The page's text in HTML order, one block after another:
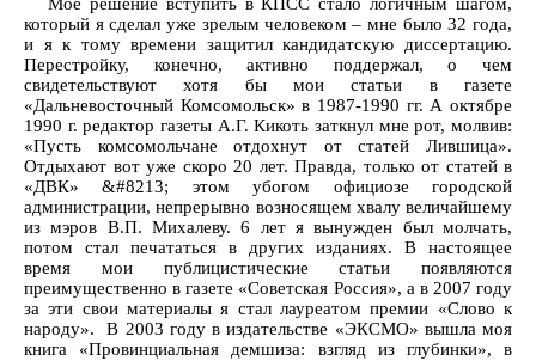
который я сделал уже зрелым человеком – мне было 32 года,
и я к тому времени защитил кандидатскую диссертацию.
Перестройку, конечно, активно поддержал, о чем
свидетельствуют хотя бы мои статьи в газете
«Дальневосточный Комсомольск» в 1987-1990 гг. А октябре
1990 г. редактор газеты А.Г. Кикоть заткнул мне рот, молвив:
«Пусть комсомольчане отдохнут от статей Лившица».
Отдыхают вот уже скоро 20 лет. Правда, только от статей в
«ДВК» &#8213; этом убогом официозе городской
администрации, непрерывно возносящем хвалу величайшему
из мэров В.П. Михалеву. 6 лет я вынужден был молчать,
потом стал печататься в других изданиях. В настоящее
время мои публицистические статьи появляются
преимущественно в газете «Советская Россия», а в 2007 году
за эти свои материалы я стал лауреатом премии «Слово к
народу». В 2003 году в издательстве «ЭКСМО» вышла моя
книга «Провинциальная демшиза: взгляд из глубинки», в